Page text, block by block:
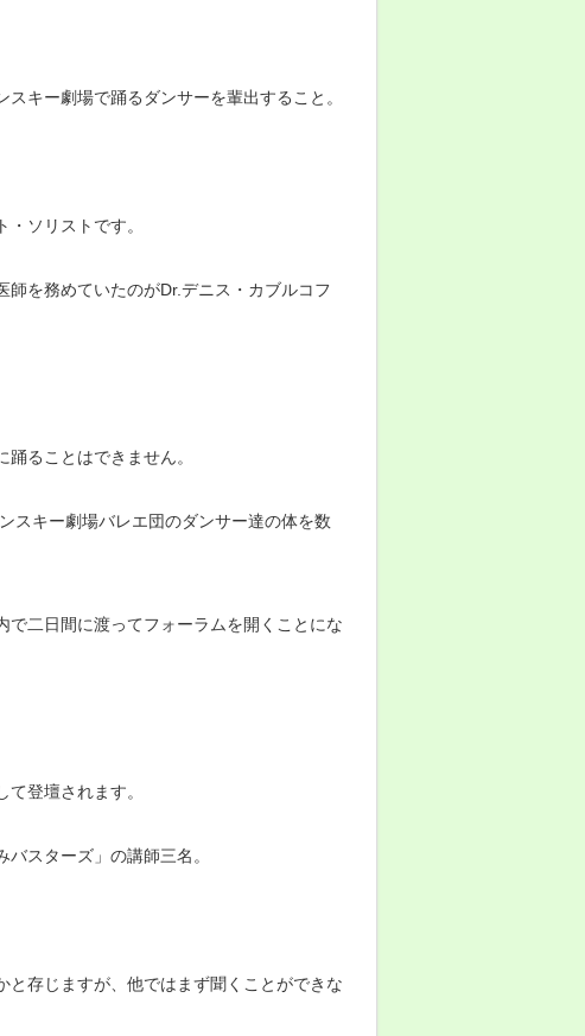
キー劇場で踊るダンサーを輩出すること。
ソリストです。
を務めていたのがDr.デニス・カブルコフ
ることはできません。
スキー劇場バレエ団のダンサー達の体を数
二日間に渡ってフォーラムを開くことにな
登壇されます。
スターズ」の講師三名。
存じますが、他ではまず聞くことができな